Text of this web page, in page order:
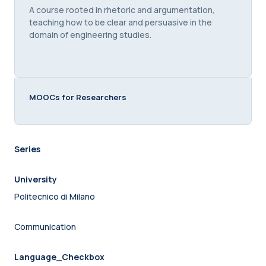
Course summary text:
A course rooted in rhetoric and argumentation,
teaching how to be clear and persuasive in the
domain of engineering studies.
MOOCs for Researchers
Series
University
Politecnico di Milano
Communication
Language_Checkbox